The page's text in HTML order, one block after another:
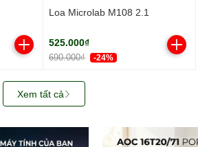
Loa Microlab M108 2.1
525.000₫
690.000₫ -24%
Xem tất cả